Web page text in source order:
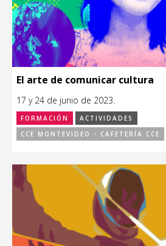
El arte de comunicar cultura
17 y 24 de junio de 2023.
FORMACIÓN
ACTIVIDADES
CCE MONTEVIDEO - CAFETERÍA CCE